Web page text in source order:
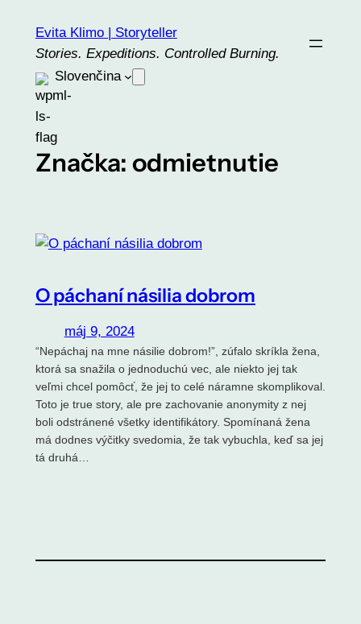
obsah
Evita Klimo | Storyteller
Stories. Expeditions. Controlled Burning.
Slovenčina
Značka: odmietnutie
O páchaní násilia dobrom
máj 9, 2024
“Nepáchaj na mne násilie dobrom!”, zúfalo skríkla žena,
ktorá sa snažila o jednoduchú vec, ale niekto jej tak
veľmi chcel pomôcť, že jej to celé náramne skomplikoval.
Toto je true story, ale pre zachovanie anonymity z nej
boli odstránené všetky identifikátory. Spomínaná žena
má dodnes výčitky svedomia, že tak vybuchla, keď sa jej
tá druhá…